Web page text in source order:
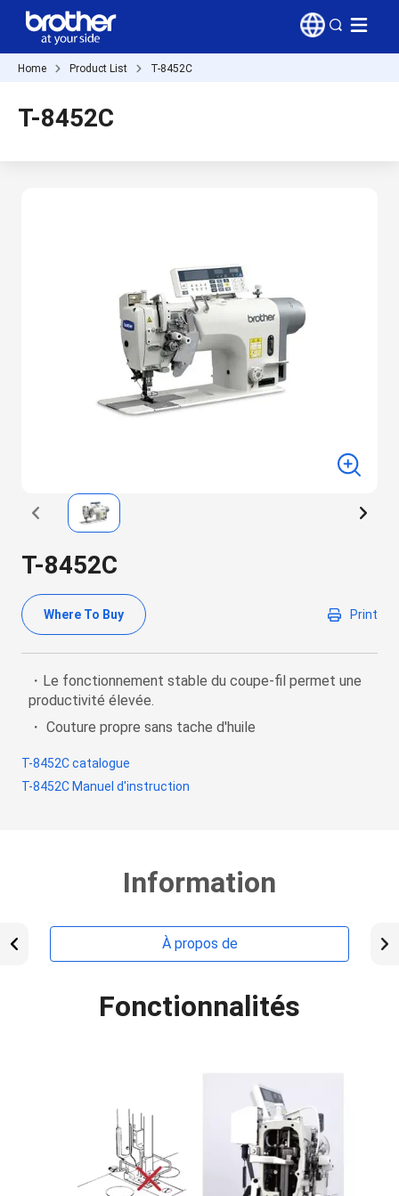
Home Product List T-8452C
T-8452C
T-8452C
Where To Buy Print
・Le fonctionnement stable du coupe-fil permet une
productivité élevée.
・ Couture propre sans tache d'huile
T-8452C catalogue
T-8452C Manuel d'instruction
Information
À propos de
Fonctionnalités